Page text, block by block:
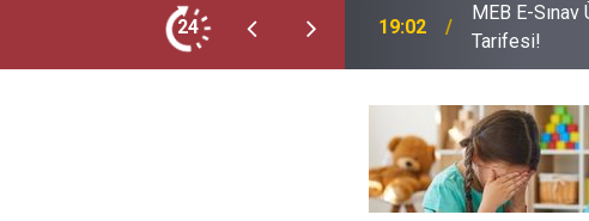
24
Belli Oldu: İşte 10-16 Ağustos
18:10
Yeni
Uygulanacak!